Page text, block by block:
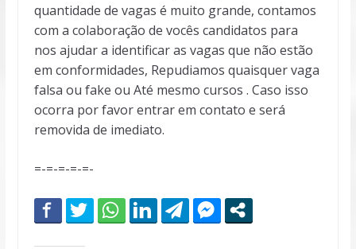
quantidade de vagas é muito grande, contamos
com a colaboração de vocês candidatos para
nos ajudar a identificar as vagas que não estão
em conformidades, Repudiamos quaisquer vaga
falsa ou fake ou Até mesmo cursos . Caso isso
ocorra por favor entrar em contato e será
removida de imediato.
=-=-=-=-=-